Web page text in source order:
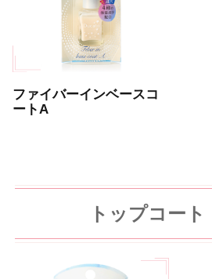
ファイバーインベースコ
ートA
トップコー